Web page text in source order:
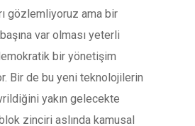
gözlemliyoruz ama bir
var olması yeterli
bir yönetişim
Bir de bu yeni teknolojilerin
yakın gelecekte
zinciri aslında kamusal